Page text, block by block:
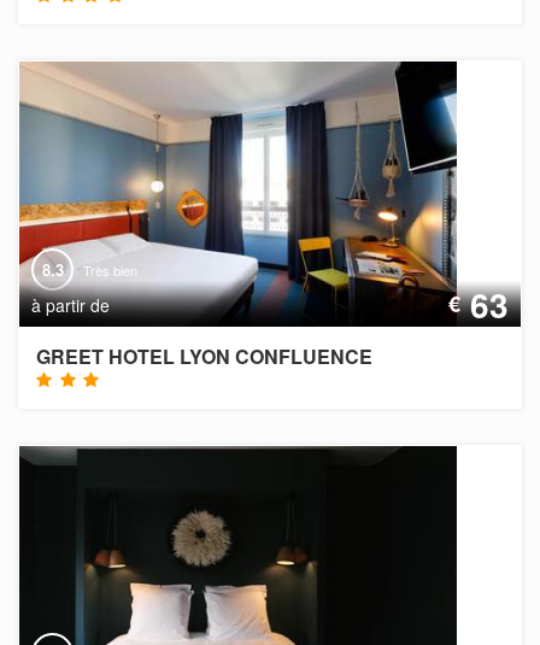
8.3 Très bien
à partir de €63
GREET HOTEL LYON CONFLUENCE